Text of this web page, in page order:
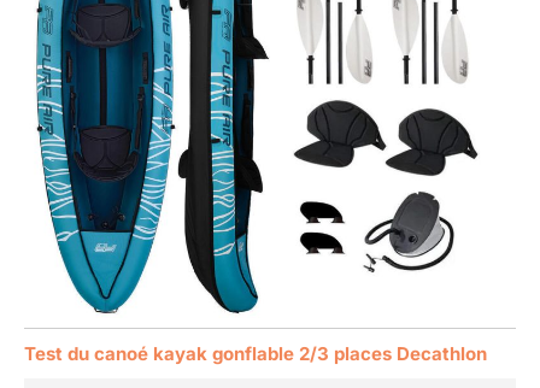
Test du canoé kayak gonflable 2/3 places Decathlon